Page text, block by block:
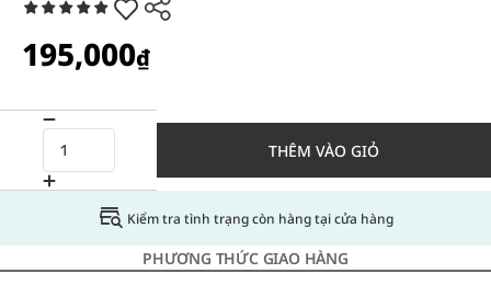
195,000₫
THÊM VÀO GIỎ
Kiểm tra tình trạng còn hàng tại cửa hàng
PHƯƠNG THỨC GIAO HÀNG